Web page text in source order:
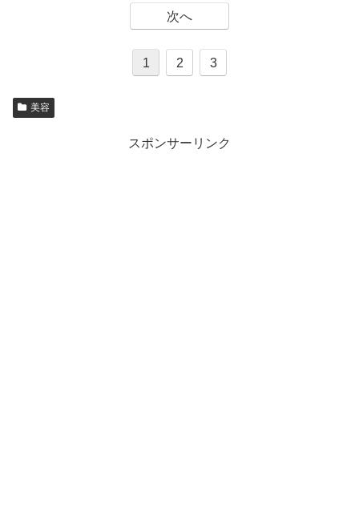
次へ
1 2 3
美容
スポンサーリンク